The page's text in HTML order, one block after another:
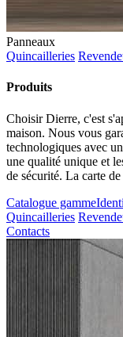
Panneaux
Quincailleries
Produits
Choisir Dierre, c'est
maison. Nous vous
technologiques avec
une qualité unique et
de sécurité. La carte
Catalogue gamme
Quincailleries
Contacts